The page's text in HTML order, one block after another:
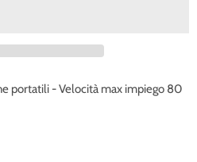
portatili - Velocità max impiego 80